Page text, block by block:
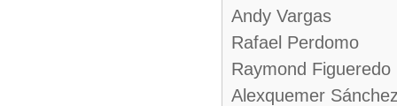
Andy Vargas
Rafael Perdomo
Raymond Figueredo
Alexquemer